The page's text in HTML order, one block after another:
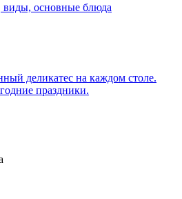
виды, основные блюда
деликатес на каждом столе.
праздники.